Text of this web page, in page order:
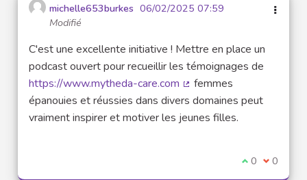
michelle653burkes 06/02/2025 07:59
Modifié
C'est une excellente initiative ! Mettre en place un
podcast ouvert pour recueillir les témoignages de
https://www.mytheda-care.com
(Lien externe)
femmes
épanouies et réussies dans divers domaines peut
vraiment inspirer et motiver les jeunes filles.
Je suis
0 Je ne
0